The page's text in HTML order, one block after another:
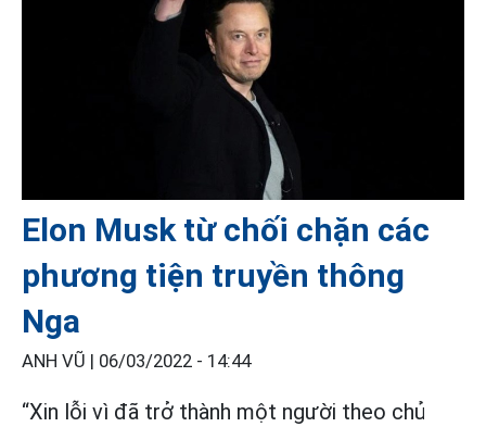
Elon Musk từ chối chặn các
phương tiện truyền thông
Nga
ANH VŨ | 06/03/2022 - 14:44
“Xin lỗi vì đã trở thành một người theo chủ